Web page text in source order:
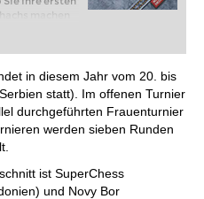
machen
Mit
und
in diesem Jahr vom 20. bis
statt). Im offenen Turnier
durchgeführten Frauenturnier
werden sieben Runden
ist SuperChess
und Novy Bor